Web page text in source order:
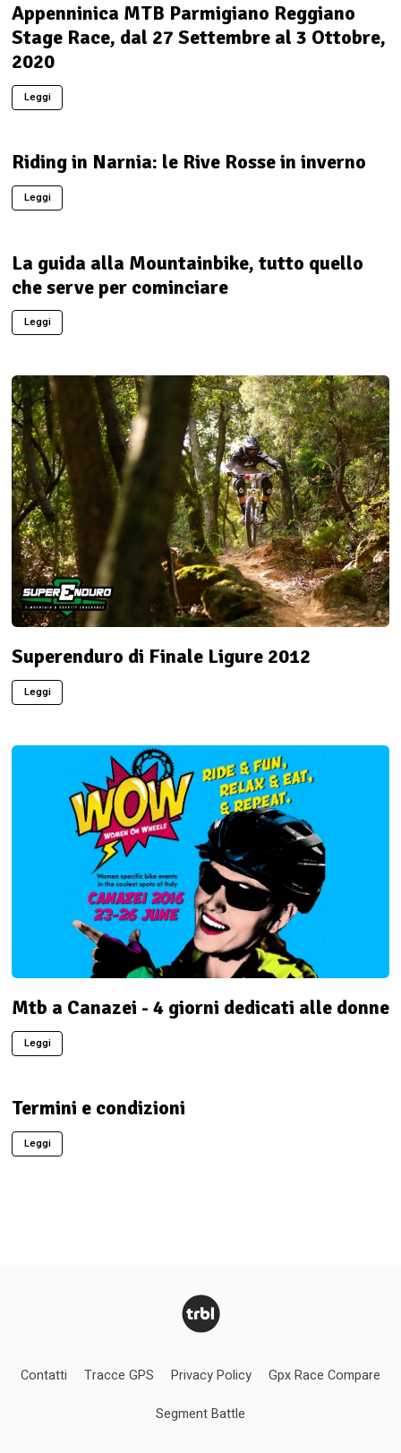
Appenninica MTB Parmigiano Reggiano
Stage Race, dal 27 Settembre al 3 Ottobre,
2020
Leggi
Riding in Narnia: le Rive Rosse in inverno
Leggi
La guida alla Mountainbike, tutto quello
che serve per cominciare
Leggi
Superenduro di Finale Ligure 2012
Leggi
Mtb a Canazei - 4 giorni dedicati alle donne
Leggi
Termini e condizioni
Leggi
Contatti Tracce GPS Privacy Policy Gpx Race Compare
Segment Battle